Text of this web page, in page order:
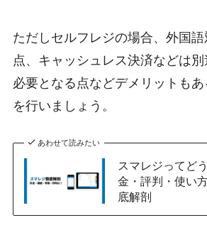
ただしセルフレジの場合、外国
点、キャッシュレス決済などは
必要となる点などデメリットも
を行いましょう。
あわせて読みたい
スマレジってど
金・評判・使い
底解剖